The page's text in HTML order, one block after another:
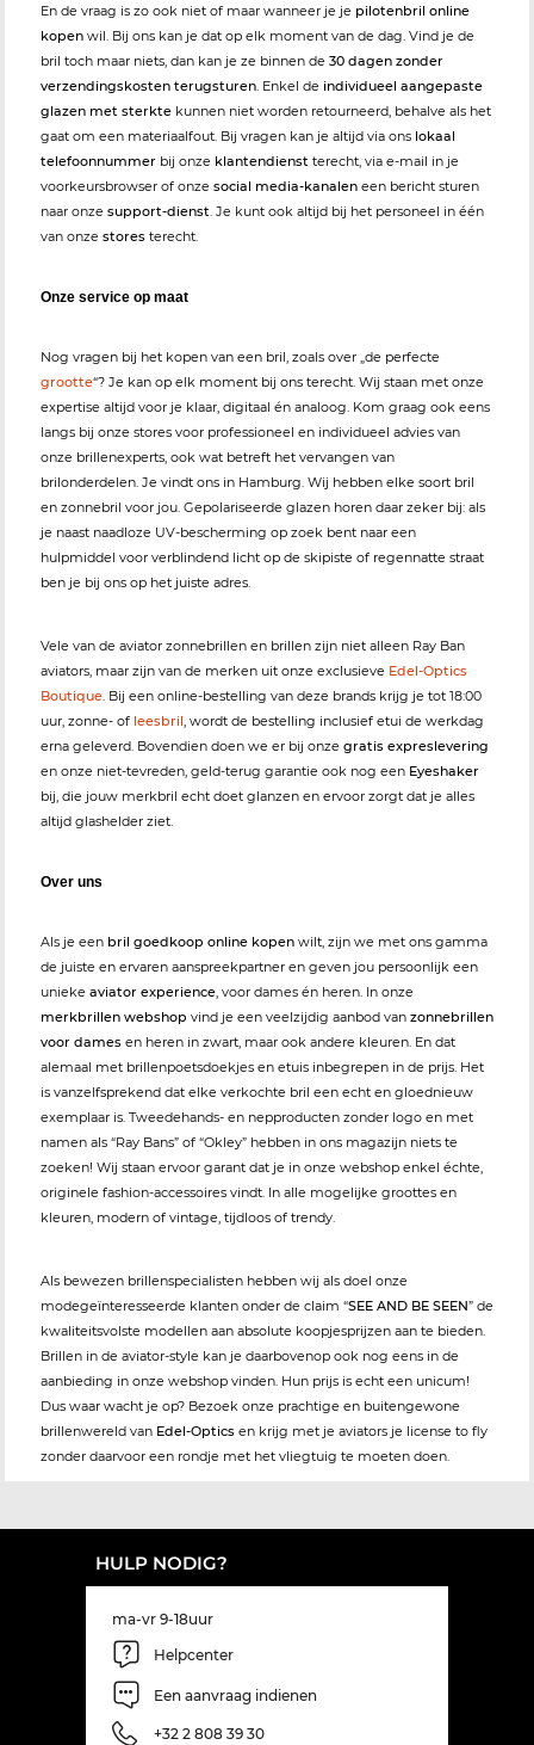
En de vraag is zo ook niet of maar wanneer je je pilotenbril online
kopen wil. Bij ons kan je dat op elk moment van de dag. Vind je de
bril toch maar niets, dan kan je ze binnen de 30 dagen zonder
verzendingskosten terugsturen. Enkel de individueel aangepaste
glazen met sterkte kunnen niet worden retourneerd, behalve als het
gaat om een materiaalfout. Bij vragen kan je altijd via ons lokaal
telefoonnummer bij onze klantendienst terecht, via e-mail in je
voorkeursbrowser of onze social media-kanalen een bericht sturen
naar onze support-dienst. Je kunt ook altijd bij het personeel in één
van onze stores terecht.
Onze service op maat
Nog vragen bij het kopen van een bril, zoals over „de perfecte
grootte“? Je kan op elk moment bij ons terecht. Wij staan met onze
expertise altijd voor je klaar, digitaal én analoog. Kom graag ook eens
langs bij onze stores voor professioneel en individueel advies van
onze brillenexperts, ook wat betreft het vervangen van
brilonderdelen. Je vindt ons in Hamburg. Wij hebben elke soort bril
en zonnebril voor jou. Gepolariseerde glazen horen daar zeker bij: als
je naast naadloze UV-bescherming op zoek bent naar een
hulpmiddel voor verblindend licht op de skipiste of regennatte straat
ben je bij ons op het juiste adres.
Vele van de aviator zonnebrillen en brillen zijn niet alleen Ray Ban
aviators, maar zijn van de merken uit onze exclusieve Edel-Optics
Boutique. Bij een online-bestelling van deze brands krijg je tot 18:00
uur, zonne- of leesbril, wordt de bestelling inclusief etui de werkdag
erna geleverd. Bovendien doen we er bij onze gratis expreslevering
en onze niet-tevreden, geld-terug garantie ook nog een Eyeshaker
bij, die jouw merkbril echt doet glanzen en ervoor zorgt dat je alles
altijd glashelder ziet.
Over uns
Als je een bril goedkoop online kopen wilt, zijn we met ons gamma
de juiste en ervaren aanspreekpartner en geven jou persoonlijk een
unieke aviator experience, voor dames én heren. In onze
merkbrillen webshop vind je een veelzijdig aanbod van zonnebrillen
voor dames en heren in zwart, maar ook andere kleuren. En dat
alemaal met brillenpoetsdoekjes en etuis inbegrepen in de prijs. Het
is vanzelfsprekend dat elke verkochte bril een echt en gloednieuw
exemplaar is. Tweedehands- en nepproducten zonder logo en met
namen als “Ray Bans” of “Okley” hebben in ons magazijn niets te
zoeken! Wij staan ervoor garant dat je in onze webshop enkel échte,
originele fashion-accessoires vindt. In alle mogelijke groottes en
kleuren, modern of vintage, tijdloos of trendy.
Als bewezen brillenspecialisten hebben wij als doel onze
modegeïnteresseerde klanten onder de claim “SEE AND BE SEEN” de
kwaliteitsvolste modellen aan absolute koopjesprijzen aan te bieden.
Brillen in de aviator-style kan je daarbovenop ook nog eens in de
aanbieding in onze webshop vinden. Hun prijs is echt een unicum!
Dus waar wacht je op? Bezoek onze prachtige en buitengewone
brillenwereld van Edel-Optics en krijg met je aviators je license to fly
zonder daarvoor een rondje met het vliegtuig te moeten doen.
HULP NODIG?
ma-vr 9-18uur
Helpcenter
Een aanvraag indienen
+32 2 808 39 30